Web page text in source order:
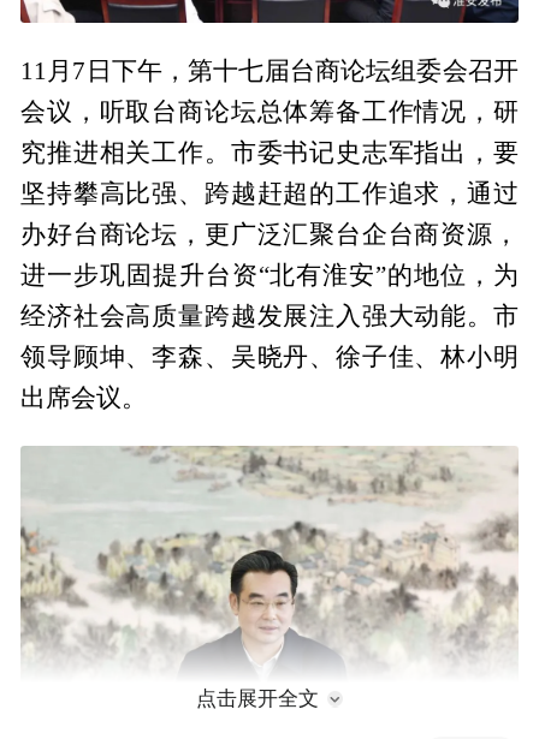
11月7日下午，第十七届台商论坛组委会召开
会议，听取台商论坛总体筹备工作情况，研
究推进相关工作。市委书记史志军指出，要
坚持攀高比强、跨越赶超的工作追求，通过
办好台商论坛，更广泛汇聚台企台商资源，
进一步巩固提升台资“北有淮安”的地位，为
经济社会高质量跨越发展注入强大动能。市
领导顾坤、李森、吴晓丹、徐子佳、林小明
出席会议。
点击展开全文